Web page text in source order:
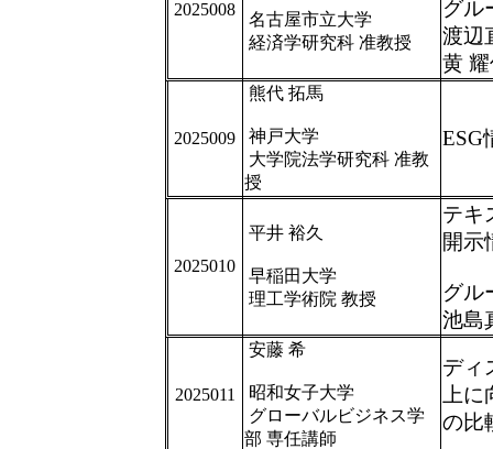
2025008
名古屋市立大学
経済学研究科 准教授
グル
渡辺
黄
2025009
熊代 拓馬
神戸大学
大学院法学研究科 准教
授
ESG
2025010
平井 裕久
早稲田大学
理工学術院 教授
テキ
開示
グル
池島
2025011
安藤 希
昭和女子大学
グローバルビジネス学
部 専任講師
ディ
上に
の比